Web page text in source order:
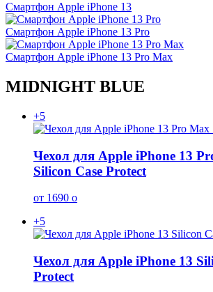
Смартфон Apple iPhone 13
Смартфон Apple iPhone 13 Pro
Смартфон Apple iPhone 13 Pro Max
MIDNIGHT BLUE
+5
Чехол для Apple iPhone 13
Silicon Case Protect
от 1690 o
+5
Чехол для Apple iPhone 13
Protect